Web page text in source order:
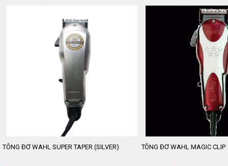
TÔNG ĐƠ WAHL SUPER TAPER (SILVER) TÔNG ĐƠ WAHL MAGIC CLIP